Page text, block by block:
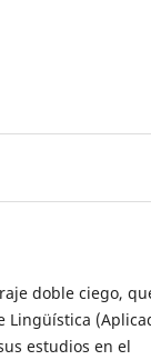
doble ciego,
Lingüística
estudios en el